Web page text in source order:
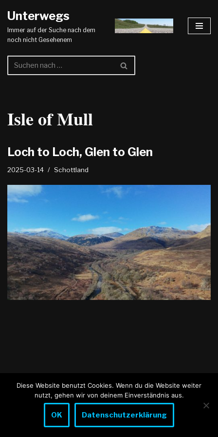
Zum
Inhalt
Unterwegs
Immer auf der Suche nach dem
noch nicht Gesehenem
Isle of Mull
Loch to Loch, Glen to Glen
2025-03-14 Schottland
Neve | Präsentiert vonWordPress
Diese Website benutzt Cookies. Wenn du die Website weiter
nutzt, gehen wir von deinem Einverständnis aus.
OK Datenschutzerklärung